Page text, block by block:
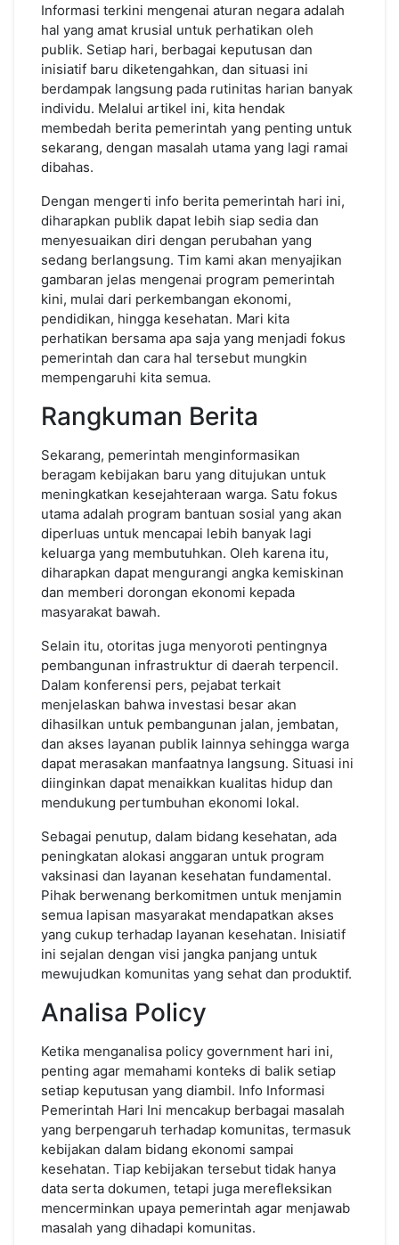
Informasi
Pemerintah:
Rencana
Hari
Informasi terkini mengenai aturan negara adalah
hal yang amat krusial untuk perhatikan oleh
publik. Setiap hari, berbagai keputusan dan
inisiatif baru diketengahkan, dan situasi ini
berdampak langsung pada rutinitas harian banyak
individu. Melalui artikel ini, kita hendak
membedah berita pemerintah yang penting untuk
sekarang, dengan masalah utama yang lagi ramai
dibahas.
Dengan mengerti info berita pemerintah hari ini,
diharapkan publik dapat lebih siap sedia dan
menyesuaikan diri dengan perubahan yang
sedang berlangsung. Tim kami akan menyajikan
gambaran jelas mengenai program pemerintah
kini, mulai dari perkembangan ekonomi,
pendidikan, hingga kesehatan. Mari kita
perhatikan bersama apa saja yang menjadi fokus
pemerintah dan cara hal tersebut mungkin
mempengaruhi kita semua.
Rangkuman Berita
Sekarang, pemerintah menginformasikan
beragam kebijakan baru yang ditujukan untuk
meningkatkan kesejahteraan warga. Satu fokus
utama adalah program bantuan sosial yang akan
diperluas untuk mencapai lebih banyak lagi
keluarga yang membutuhkan. Oleh karena itu,
diharapkan dapat mengurangi angka kemiskinan
dan memberi dorongan ekonomi kepada
masyarakat bawah.
Selain itu, otoritas juga menyoroti pentingnya
pembangunan infrastruktur di daerah terpencil.
Dalam konferensi pers, pejabat terkait
menjelaskan bahwa investasi besar akan
dihasilkan untuk pembangunan jalan, jembatan,
dan akses layanan publik lainnya sehingga warga
dapat merasakan manfaatnya langsung. Situasi ini
diinginkan dapat menaikkan kualitas hidup dan
mendukung pertumbuhan ekonomi lokal.
Sebagai penutup, dalam bidang kesehatan, ada
peningkatan alokasi anggaran untuk program
vaksinasi dan layanan kesehatan fundamental.
Pihak berwenang berkomitmen untuk menjamin
semua lapisan masyarakat mendapatkan akses
yang cukup terhadap layanan kesehatan. Inisiatif
ini sejalan dengan visi jangka panjang untuk
mewujudkan komunitas yang sehat dan produktif.
Analisa Policy
Ketika menganalisa policy government hari ini,
penting agar memahami konteks di balik setiap
setiap keputusan yang diambil. Info Informasi
Pemerintah Hari Ini mencakup berbagai masalah
yang berpengaruh terhadap komunitas, termasuk
kebijakan dalam bidang ekonomi sampai
kesehatan. Tiap kebijakan tersebut tidak hanya
data serta dokumen, tetapi juga merefleksikan
mencerminkan upaya pemerintah agar menjawab
masalah yang dihadapi komunitas.